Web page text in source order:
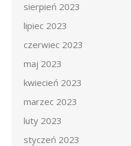
sierpień 2023
lipiec 2023
czerwiec 2023
maj 2023
kwiecień 2023
marzec 2023
luty 2023
styczeń 2023